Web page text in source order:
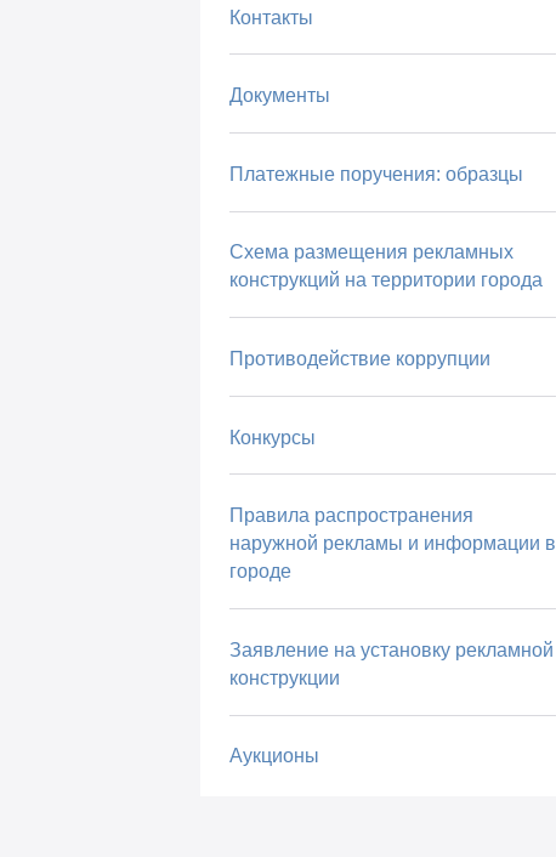
Контакты
Документы
Платежные поручения: образцы
Схема размещения рекламных
конструкций на территории города
Противодействие коррупции
Конкурсы
Правила распространения
наружной рекламы и информации в
городе
Заявление на установку рекламной
конструкции
Аукционы